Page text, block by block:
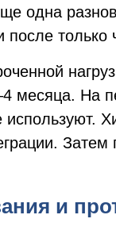
одна
только
месяца. На
используют.
и